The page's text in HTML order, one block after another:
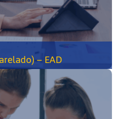
– EAD